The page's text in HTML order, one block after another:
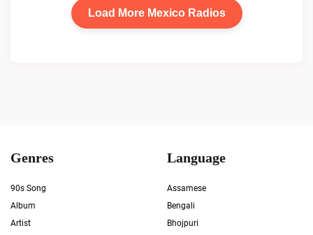
Load More Mexico Radios
Genres
90s Song
Album
Artist
Language
Assamese
Bengali
Bhojpuri